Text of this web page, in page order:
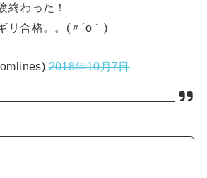
終わった！
リ合格。。(〃´o｀)
2018年10月7日